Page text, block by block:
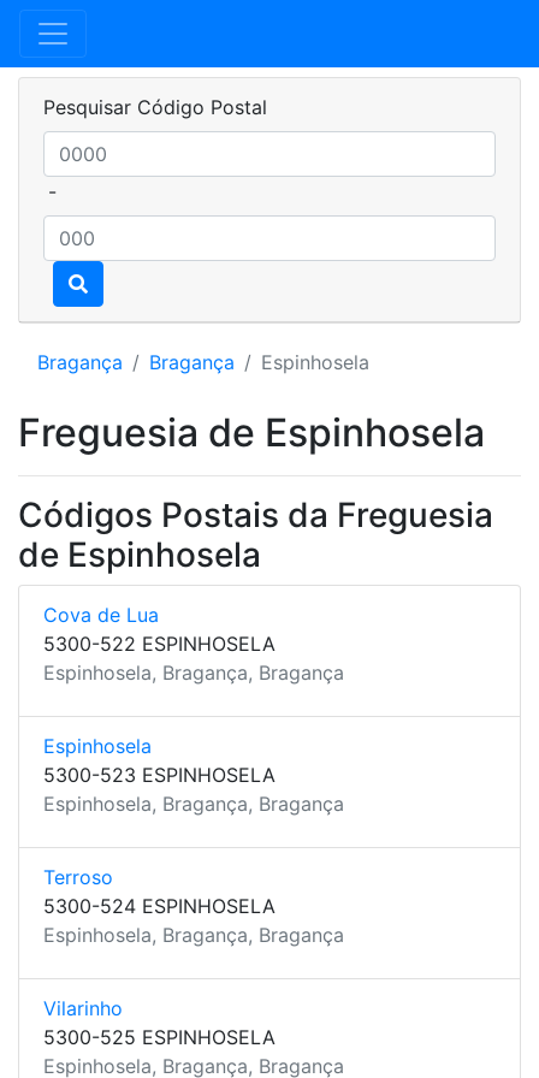
Pesquisar Código Postal
-
Bragança Bragança Espinhosela
Freguesia de Espinhosela
Códigos Postais da Freguesia
de Espinhosela
Cova de Lua
5300-522 ESPINHOSELA
Espinhosela, Bragança, Bragança
Espinhosela
5300-523 ESPINHOSELA
Espinhosela, Bragança, Bragança
Terroso
5300-524 ESPINHOSELA
Espinhosela, Bragança, Bragança
Vilarinho
5300-525 ESPINHOSELA
Espinhosela, Bragança, Bragança